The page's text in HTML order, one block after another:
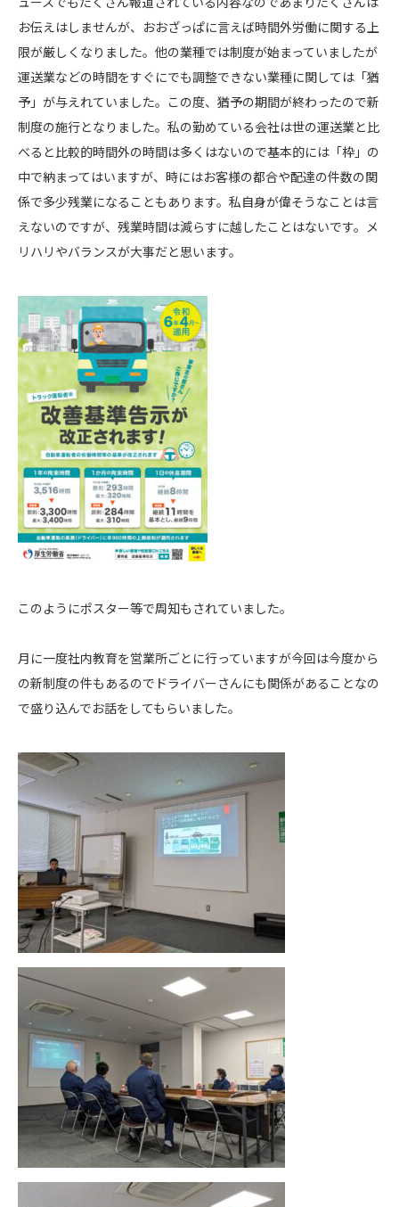
お伝えはしませんが、おおざっぱに言えば時間外労働に関する上
限が厳しくなりました。他の業種では制度が始まっていましたが
運送業などの時間をすぐにでも調整できない業種に関しては「猶
予」が与えれていました。この度、猶予の期間が終わったので新
制度の施行となりました。私の勤めている会社は世の運送業と比
べると比較的時間外の時間は多くはないので基本的には「枠」の
中で納まってはいますが、時にはお客様の都合や配達の件数の関
係で多少残業になることもあります。私自身が偉そうなことは言
えないのですが、残業時間は減らすに越したことはないです。メ
リハリやバランスが大事だと思います。
このようにポスター等で周知もされていました。
月に一度社内教育を営業所ごとに行っていますが今回は今度から
の新制度の件もあるのでドライバーさんにも関係があることなの
で盛り込んでお話をしてもらいました。